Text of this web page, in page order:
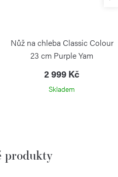
Nůž na chleba Classic Colour
23 cm Purple Yam
2 999 Kč
Skladem